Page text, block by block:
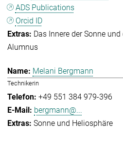
ADS Publications
Orcid ID
Das Innere der Sonne und
Alumnus
Melani Bergmann
Technikerin
+49 551 384 979-396
bergmann@...
Sonne und Heliosphäre